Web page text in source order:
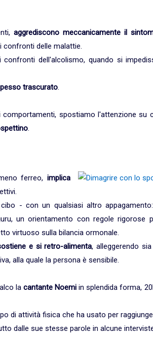
aggrediscono meccanicamente il
confronti delle malattie.
dell'alcolismo, quando si
trascurato.
spostiamo l'attenzione su
.
ferreo, implica
- con un qualsiasi altro
un orientamento con regole rigorose
virtuoso sulla bilancia ormonale.
e si retro-alimenta, alleggerendo
alla quale la persona è sensibile.
lacantante Noemi in splendida forma,
di attività fisica che ha usato per
dalle sue stesse parole in alcune